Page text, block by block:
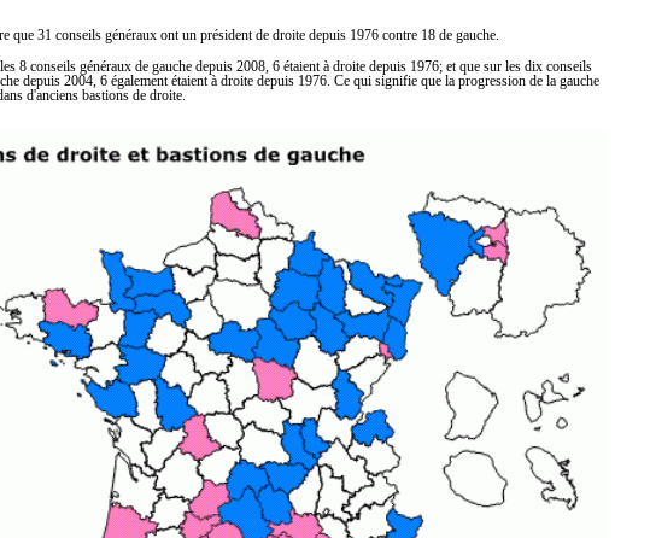
que 31 conseils généraux ont un président de droite depuis 1976 contre 18 de gauche.
8 conseils généraux de gauche depuis 2008, 6 étaient à droite depuis 1976; et que sur les dix conseils
depuis 2004, 6 également étaient à droite depuis 1976. Ce qui signifie que la progression de la gauche
d'anciens bastions de droite.